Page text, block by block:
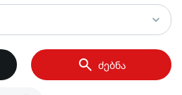
ძებნა